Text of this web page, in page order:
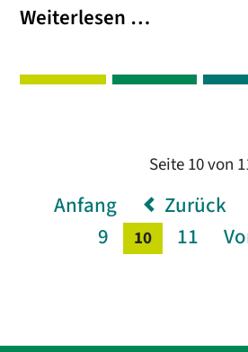
Weiterlesen …
Gründung
Seite 10 von
Anfang Zurück
9
10 11